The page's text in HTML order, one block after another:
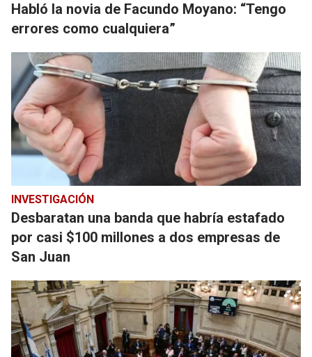
Habló la novia de Facundo Moyano: “Tengo
errores como cualquiera”
INVESTIGACIÓN
Desbaratan una banda que habría estafado
por casi $100 millones a dos empresas de
San Juan